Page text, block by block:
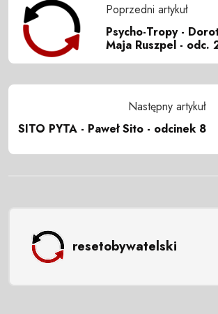
Poprzedni artykuł
Psycho-Tropy -
Maja Ruszpel - odc.
Następny artykuł
SITO PYTA - Paweł Sito - odcinek 8
resetobywatelski